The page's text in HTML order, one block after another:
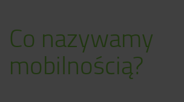
Co nazywamy
mobilnością?